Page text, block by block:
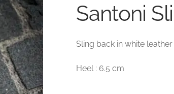
Santoni
Sling back in white
Heel : 6.5 cm